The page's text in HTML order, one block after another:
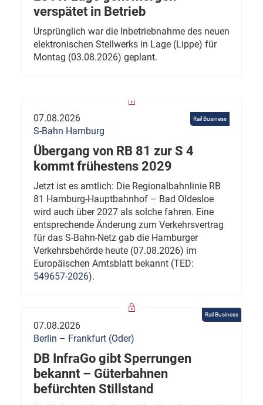
verspätet in Betrieb
Ursprünglich war die Inbetriebnahme des neuen
elektronischen Stellwerks in Lage (Lippe) für
Montag (03.08.2026) geplant.
Rail Business
07.08.2026
S-Bahn Hamburg
Übergang von RB 81 zur S 4
kommt frühestens 2029
Jetzt ist es amtlich: Die Regionalbahnlinie RB
81 Hamburg-Hauptbahnhof – Bad Oldesloe
wird auch über 2027 als solche fahren. Eine
entsprechende Änderung zum Verkehrsvertrag
für das S-Bahn-Netz gab die Hamburger
Verkehrsbehörde heute (07.08.2026) im
Europäischen Amtsblatt bekannt (TED:
549657-2026).
Rail Business
07.08.2026
Berlin – Frankfurt (Oder)
DB InfraGo gibt Sperrungen
bekannt – Güterbahnen
befürchten Stillstand